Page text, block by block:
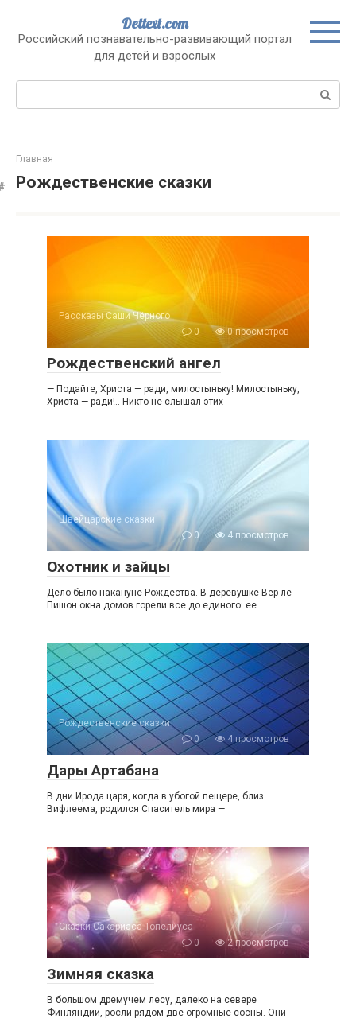
контенту
Dettext.com
Российский познавательно-развивающий портал
для детей и взрослых
Поиск:
Главная
Рождественские сказки
Рассказы Саши Чёрного
0
0 просмотров
Рождественский ангел
— Подайте, Христа — ради, милостыньку! Милостыньку,
Христа — ради!.. Никто не слышал этих
Швейцарские сказки
0
4 просмотров
Охотник и зайцы
Дело было накануне Рождества. В деревушке Вер-ле-
Пишон окна домов горели все до единого: ее
Рождественские сказки
0
4 просмотров
Дары Артабана
В дни Ирода царя, когда в убогой пещере, близ
Вифлеема, родился Спаситель мира —
Сказки Сакариаса Топелиуса
0
2 просмотров
Зимняя сказка
В большом дремучем лесу, далеко на севере
Финляндии, росли рядом две огромные сосны. Они